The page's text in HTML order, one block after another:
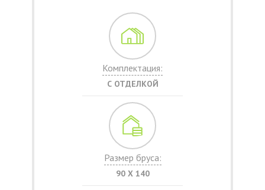
Комплектация:
С ОТДЕЛКОЙ
Размер бруса:
90 Х 140